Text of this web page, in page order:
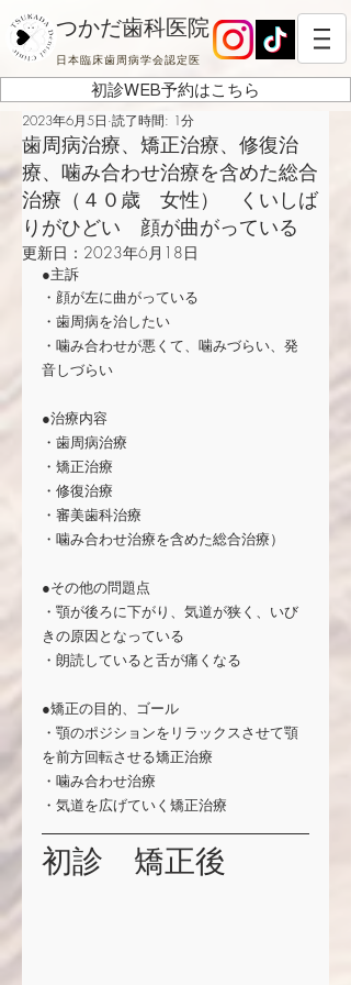
日本臨床歯周病学会認定医
つかだ歯科医院
初診WEB予約はこちら
歯周病治療、矯正治療、修復治
療、噛み合わせ治療を含めた総合
治療（４０歳 女性） くいしば
りがひどい 顔が曲がっている
2023年6月5日 読了時間: 1分
更新日： 2023年6月18日
●主訴
・顔が左に曲がっている
・歯周病を治したい
・噛み合わせが悪くて、噛みづらい、発
音しづらい
●治療内容
・歯周病治療
・矯正治療
・修復治療
・審美歯科治療
・噛み合わせ治療を含めた総合治療）
●その他の問題点
・顎が後ろに下がり、気道が狭く、いび
きの原因となっている
・朗読していると舌が痛くなる
●矯正の目的、ゴール
・顎のポジションをリラックスさせて顎
を前方回転させる矯正治療
・噛み合わせ治療
・気道を広げていく矯正治療
初診　矯正後